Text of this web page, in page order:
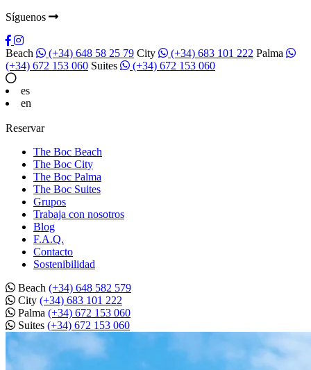
Síguenos
Beach (+34) 648 58 25 79 City (+34) 683 101 222 Palma
(+34) 672 153 060 Suites (+34) 672 153 060
es
en
Reservar
The Boc Beach
The Boc City
The Boc Palma
The Boc Suites
Grupos
Trabaja con nosotros
Blog
F.A.Q.
Contacto
Sostenibilidad
Beach (+34) 648 582 579
City (+34) 683 101 222
Palma (+34) 672 153 060
Suites (+34) 672 153 060